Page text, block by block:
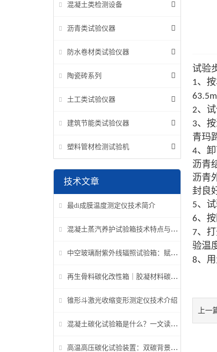
混凝土类检测设备
沥青类试验仪器
防水卷材类试验仪器
陶瓷砖系列
土工类试验仪器
建筑节能类试验仪器
塑料管材检测试验机
技术文章
最di成膜温度测定仪技术简介
混凝土蒸汽养护试验箱技术特点与应用解析
中空玻璃耐紫外线辐照试验箱：赋能建筑玻璃质量检测新标准
再生骨料碳化改性箱｜胶凝材料碳化机理研究专用设备
锥形斗激光收缩变形测定仪技术介绍
混凝土碳化试验箱是什么？一文读懂它的功能、原理与标准要求
高温高压碳化试验装置：双碳背景下胶凝材料研究核心装备
试验
1、
2、
3、
青玛
4、
沥青
沥青
封良
5、
6、
7、
验温
8、
上一